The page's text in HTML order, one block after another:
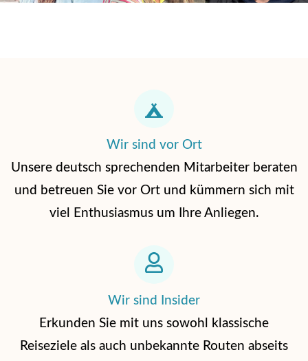
Wir sind vor Ort
Unsere deutsch sprechenden Mitarbeiter beraten
und betreuen Sie vor Ort und kümmern sich mit
viel Enthusiasmus um Ihre Anliegen.
Wir sind Insider
Erkunden Sie mit uns sowohl klassische
Reiseziele als auch unbekannte Routen abseits